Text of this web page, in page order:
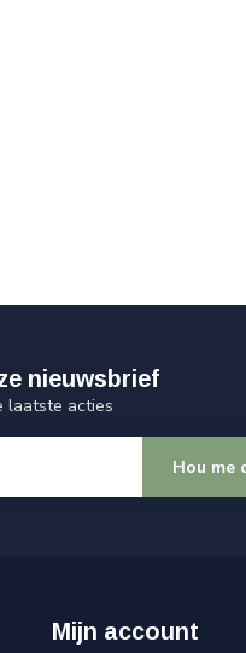
nieuwsbrief
laatste acties
Hou me
Mijn account